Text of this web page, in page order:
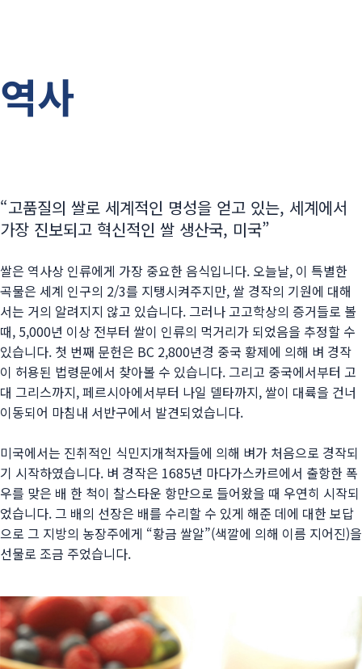
역사
“고품질의 쌀로 세계적인 명성을 얻고 있는, 세계에서
가장 진보되고 혁신적인 쌀 생산국, 미국”
쌀은 역사상 인류에게 가장 중요한 음식입니다. 오늘날, 이 특별한
곡물은 세계 인구의 2/3를 지탱시켜주지만, 쌀 경작의 기원에 대해
서는 거의 알려지지 않고 있습니다. 그러나 고고학상의 증거들로 볼
때, 5,000년 이상 전부터 쌀이 인류의 먹거리가 되었음을 추정할 수
있습니다. 첫 번째 문헌은 BC 2,800년경 중국 황제에 의해 벼 경작
이 허용된 법령문에서 찾아볼 수 있습니다. 그리고 중국에서부터 고
대 그리스까지, 페르시아에서부터 나일 델타까지, 쌀이 대륙을 건너
이동되어 마침내 서반구에서 발견되었습니다.
미국에서는 진취적인 식민지개척자들에 의해 벼가 처음으로 경작되
기 시작하였습니다. 벼 경작은 1685년 마다가스카르에서 출항한 폭
우를 맞은 배 한 척이 찰스타운 항만으로 들어왔을 때 우연히 시작되
었습니다. 그 배의 선장은 배를 수리할 수 있게 해준 데에 대한 보답
으로 그 지방의 농장주에게 “황금 쌀알”(색깔에 의해 이름 지어진)을
선물로 조금 주었습니다.